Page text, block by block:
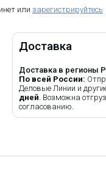
или зарегистрируйтесь
Доставка
Доставка в регионы
По всей России:
Деловые Линии и
дней. Возможна
согласованию.